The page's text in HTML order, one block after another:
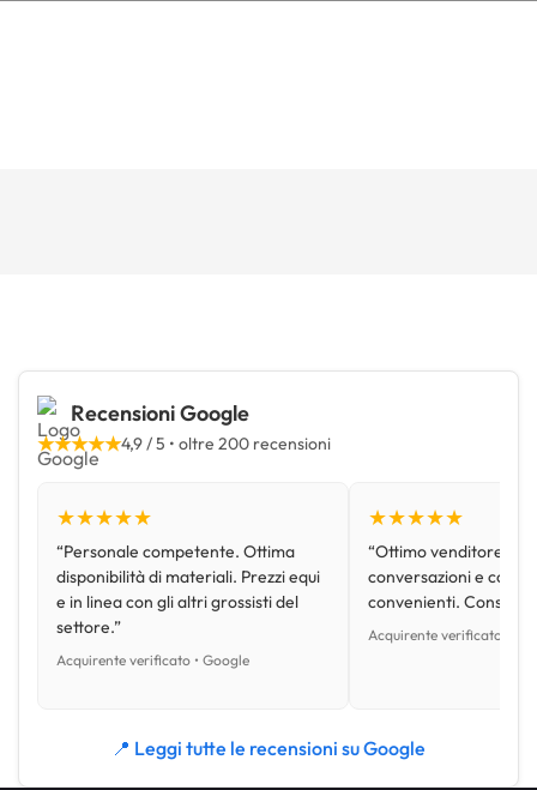
Recensioni Google
★★★★★4,9 / 5 • oltre 200 recensioni
★★★★★
“Personale competente. Ottima
disponibilità di materiali. Prezzi equi
e in linea con gli altri grossisti del
settore.”
Acquirente verificato • Google
★★★★★
“Ottimo venditore,
conversazioni e con
convenienti.
Acquirente verificato •
📍 Leggi tutte le recensioni su Google